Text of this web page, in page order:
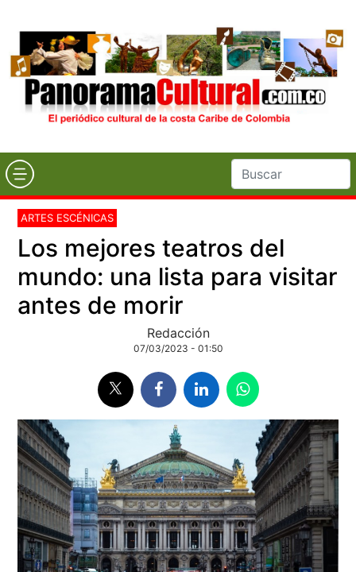
ARTES ESCÉNICAS
Los mejores teatros del
mundo: una lista para visitar
antes de morir
Redacción
07/03/2023 - 01:50